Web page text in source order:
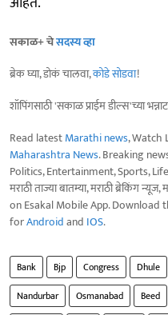
सकाळ+ चेसदस्य व्हा
ब्रेक घ्या, डोकं चालवा,कोडे सोडवा!
शॉपिंगसाठी 'सकाळ प्राईम डील्स'च्या
Read latestMarathi news, Watch
Maharashtra News. Breaking
Politics, Entertainment, Sports,
मराठी ताज्या बातम्या, मराठी ब्रेकिंग
on Esakal Mobile App. Download
forAndroidand IOS.
Bank Bjp Congress Dhule
Nandurbar
Osmanabad Beed